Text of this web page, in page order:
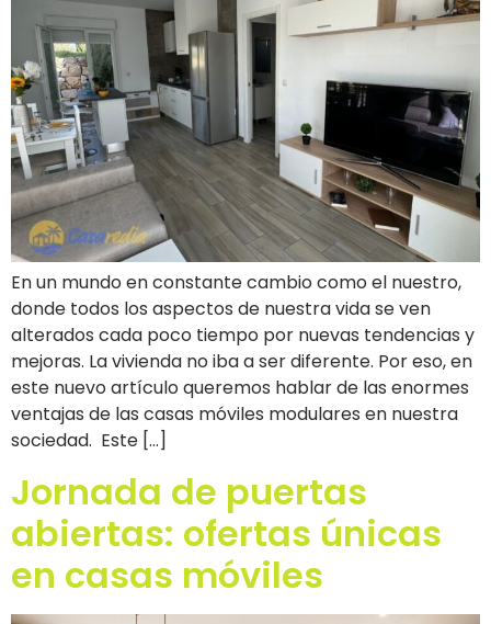
En un mundo en constante cambio como el nuestro,
donde todos los aspectos de nuestra vida se ven
alterados cada poco tiempo por nuevas tendencias y
mejoras. La vivienda no iba a ser diferente. Por eso, en
este nuevo artículo queremos hablar de las enormes
ventajas de las casas móviles modulares en nuestra
sociedad. Este […]
Jornada de puertas
abiertas: ofertas únicas
en casas móviles